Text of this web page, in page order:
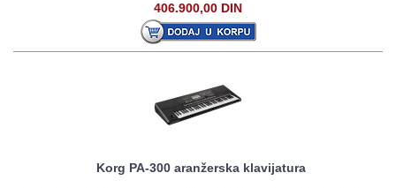
406.900,00 DIN
Korg PA-300 aranžerska klavijatura